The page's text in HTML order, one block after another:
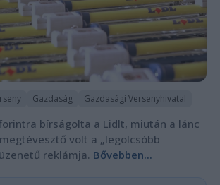
Gazdaság Gazdasági Versenyhivatal
bírságolta a Lidlt, miután a lánc
volt a „legolcsóbb
reklámja. Bővebben...